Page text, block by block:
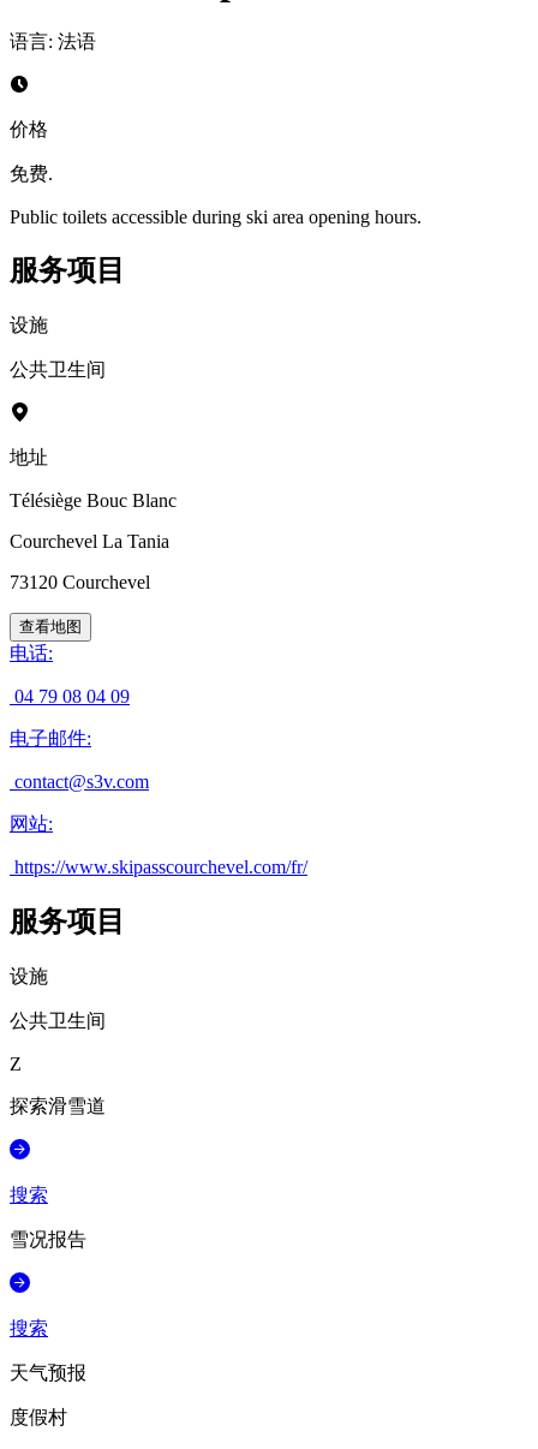
语言: 法语
价格
免费.
Public toilets accessible during ski area opening hours.
服务项目
设施
公共卫生间
地址
Télésiège Bouc Blanc
Courchevel La Tania
73120 Courchevel
查看地图
电话:
04 79 08 04 09
电子邮件:
contact@s3v.com
网站:
https://www.skipasscourchevel.com/fr/
服务项目
设施
公共卫生间
Z
探索滑雪道
搜索
雪况报告
搜索
天气预报
度假村